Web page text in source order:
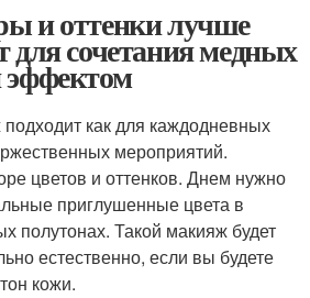
и оттенки лучше
для сочетания медных
эффектом
как для каждодневных
мероприятий.
цветов и оттенков. Днем нужно
приглушенные цвета в
полутонах. Такой макияж будет
естественно, если вы будете
кожи.